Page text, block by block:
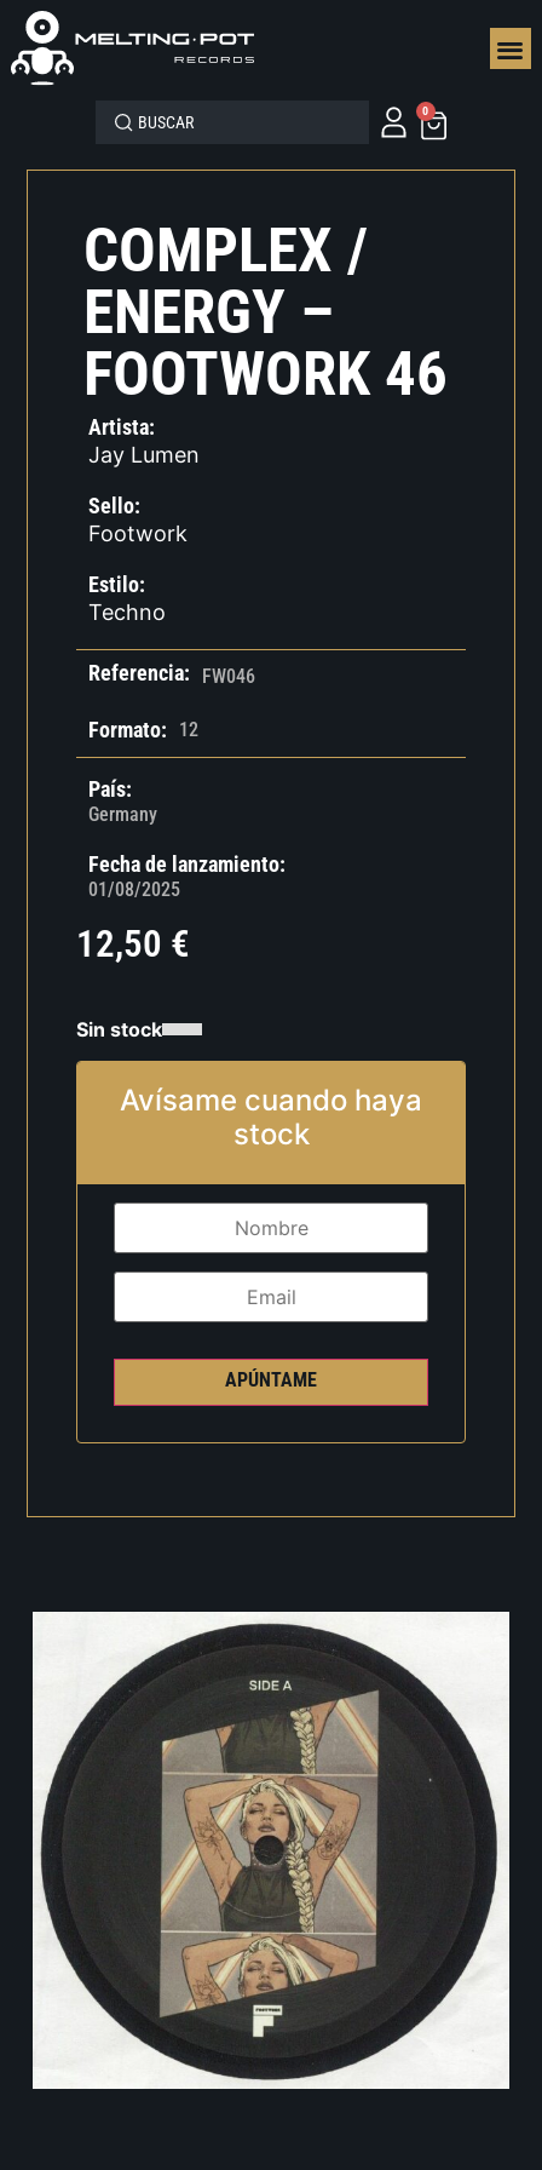
0
COMPLEX /
ENERGY –
FOOTWORK 46
Artista:
Jay Lumen
Sello:
Footwork
Estilo:
Techno
Referencia: FW046
Formato: 12
País:
Germany
Fecha de lanzamiento:
01/08/2025
12,50 €
Sin stock
Avísame cuando haya
stock
APÚNTAME